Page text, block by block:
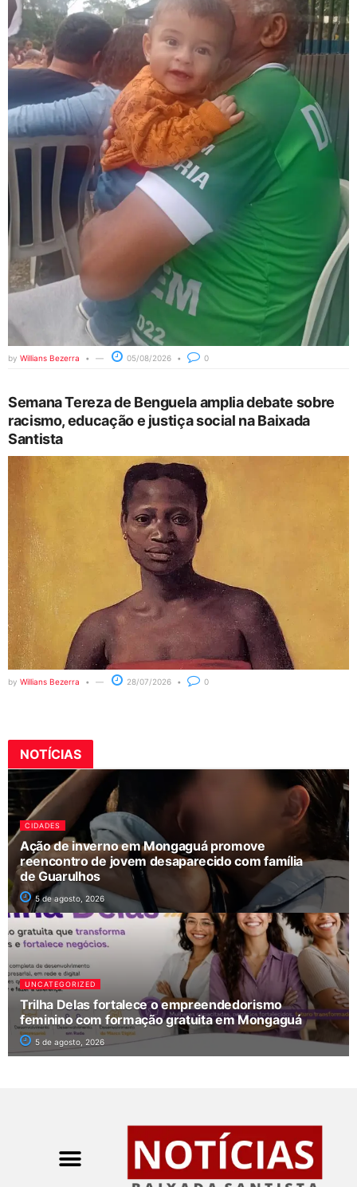
by Willians Bezerra 05/08/2026 0
Semana Tereza de Benguela amplia debate sobre
racismo, educação e justiça social na Baixada
Santista
by Willians Bezerra 28/07/2026 0
NOTÍCIAS
CIDADES
Ação de inverno em Mongaguá promove
reencontro de jovem desaparecido com família
de Guarulhos
5 de agosto, 2026
UNCATEGORIZED
Trilha Delas fortalece o empreendedorismo
feminino com formação gratuita em Mongaguá
5 de agosto, 2026